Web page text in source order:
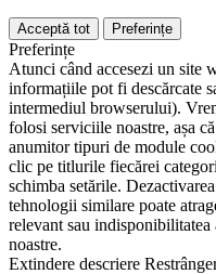
Acceptă tot Preferințe
Preferințe
Atunci când accesezi un site
informațiile pot fi descărcate
intermediul browserului).
folosi serviciile noastre, așa
anumitor tipuri de module
clic pe titlurile fiecărei
schimba setările.
tehnologii similare poate
relevant sau
noastre.
Extindere descriere